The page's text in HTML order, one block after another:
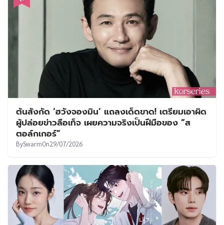
ต้นสังกัด ‘ฮวังจองมิน’ แถลงเด็ดขาด! เตรียมเอาผิด
ผู้ปล่อยข่าวลือเท็จ เผยความจริงเป็นฝีมือของ “ส
ตอล์กเกอร์”
BySwarmOn29/07/2026